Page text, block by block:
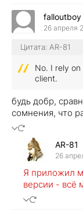
falloutboy
26 апреля
Цитата: AR-81
No. I rely
client.
будь добр,
сомнения, что
AR-81
26
Я приложил
версии - всё